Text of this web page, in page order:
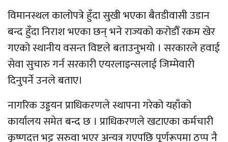
विमानस्थल कालोपत्रे हुँदा सुखी भएका बैतडीवासी उडान
बन्द हुँदा निराश भएका छन् भने राज्यको करोडौँ रकम खेर
गएको स्थानीय वसन्त विष्टले बताउनुभयो । सरकारले हवाई
सेवा सुचारु गर्न सरकारी एयरलाइन्सलाई जिम्मेवारी
दिनुपर्ने उनले बताए।
नागरिक उड्डयन प्राधिकरणले स्थापना गरेको यहाँको
कार्यालय समेत बन्द छ । प्राधिकरणले खटाएका कर्मचारी
कृष्णदत्त भट्ट सरुवा भएर अन्यत्र गएपछि पूर्णरूपमा ठप्प नै